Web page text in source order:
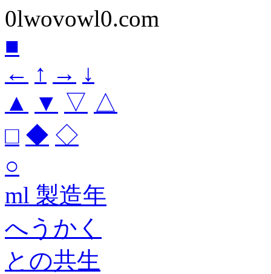
0lwovowl0.com
■
← ↑ → ↓
▲
▼ ▽ △
□ ◆ ◇
○
ml 製造年
へうかく
との共生